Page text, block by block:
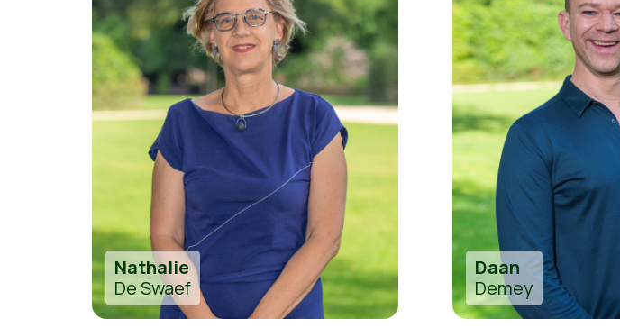
Nathalie
De Swaef
Daan
Demey